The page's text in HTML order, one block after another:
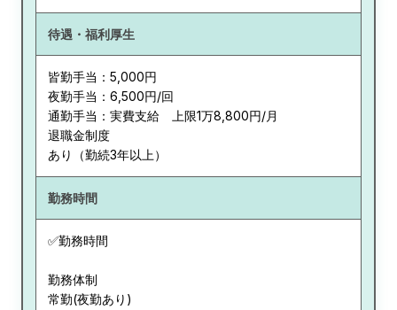
待遇・福利厚生
皆勤手当：5,000円
夜勤手当：6,500円/回
通勤手当：実費支給 上限1万8,800円/月
退職金制度
あり（勤続3年以上）
勤務時間
✅勤務時間
勤務体制
常勤(夜勤あり)